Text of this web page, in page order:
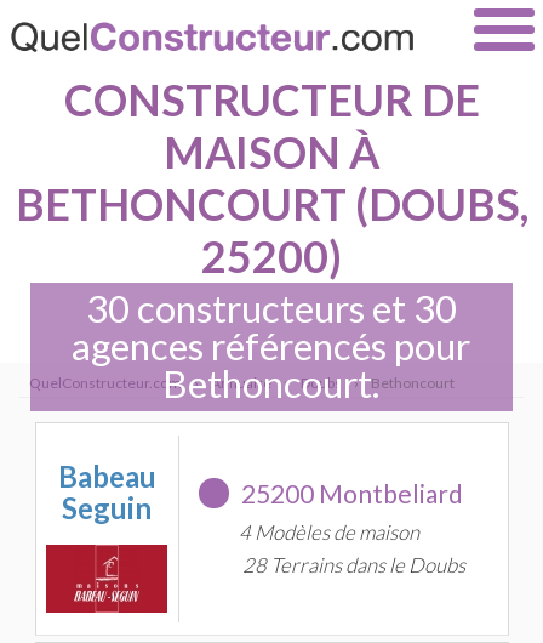
CONSTRUCTEUR DE
MAISON À
BETHONCOURT (DOUBS,
25200)
30 constructeurs et 30
agences référencés pour
Bethoncourt.
QuelConstructeur.com › Annuaire › Doubs › Bethoncourt
Babeau
Seguin
25200 Montbeliard
4 Modèles de maison
28 Terrains dans le Doubs